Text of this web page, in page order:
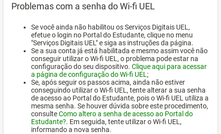
Problemas com a senha do Wi-fi UEL
Se você ainda não habilitou os Serviços Digitais UEL,
efetue o login no Portal do Estudante, clique no menu
"Serviços Digitais UEL" e siga as instruções da página.
Se a sua conta já está habilitada e mesmo assim você não
conseguir utilizar o Wi-fi UEL, o problema pode estar na
configuração do seu dispositivo. Clique aqui para acessar
a página de configuração do Wi-fi UEL ;
Se, após seguir os passos acima, ainda não estiver
conseguindo utilizar o Wi-fi UEL, tente alterar a sua senha
de acesso ao Portal do Estudante, pois o Wi-fi UEL utiliza a
mesma senha. Se houver dúvida sobre este procedimento,
consulteComo altero a senha de acesso ao Portal do
Estudante?. Em seguida, tente utilizar o Wi-fi UEL,
informando a nova senha.